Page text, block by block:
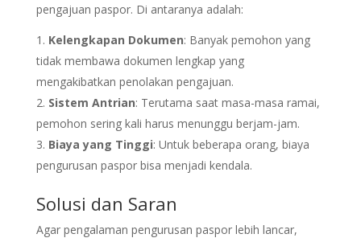
pengajuan paspor. Di antaranya adalah:
Kelengkapan Dokumen: Banyak pemohon yang
tidak membawa dokumen lengkap yang
mengakibatkan penolakan pengajuan.
Sistem Antrian: Terutama saat masa-masa ramai,
pemohon sering kali harus menunggu berjam-jam.
Biaya yang Tinggi: Untuk beberapa orang, biaya
pengurusan paspor bisa menjadi kendala.
Solusi dan Saran
Agar pengalaman pengurusan paspor lebih lancar,